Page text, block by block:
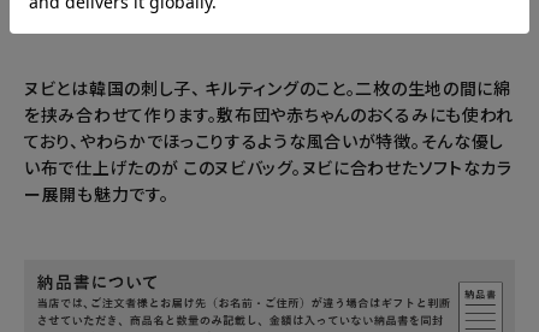
ヌビとは韓国の刺し子、 キルティングのこと。二枚の生地の間に綿
を挟み合わせて作ります。敷布団や赤ちゃんのおくるみにも使われ
ており、やわらかでほっこりするような風合いが特徴。そんな優し
い布で仕上げたのが このヌビバッグ。ヌビに合わせたソフトなカラ
ー展開も魅力です。